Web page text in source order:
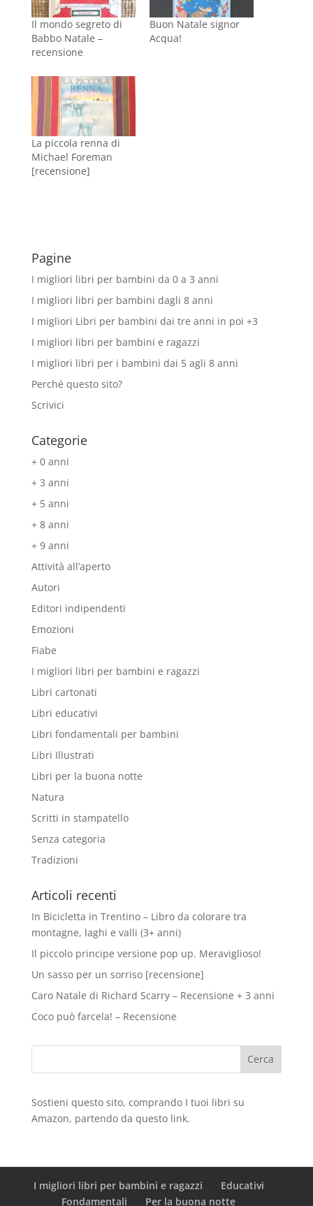
Il mondo segreto di
Babbo Natale –
recensione
Buon Natale signor
Acqua!
La piccola renna di
Michael Foreman
[recensione]
Pagine
I migliori libri per bambini da 0 a 3 anni
I migliori libri per bambini dagli 8 anni
I migliori Libri per bambini dai tre anni in poi +3
I migliori libri per bambini e ragazzi
I migliori libri per i bambini dai 5 agli 8 anni
Perché questo sito?
Scrivici
Categorie
+ 0 anni
+ 3 anni
+ 5 anni
+ 8 anni
+ 9 anni
Attività all’aperto
Autori
Editori indipendenti
Emozioni
Fiabe
I migliori libri per bambini e ragazzi
Libri cartonati
Libri educativi
Libri fondamentali per bambini
Libri Illustrati
Libri per la buona notte
Natura
Scritti in stampatello
Senza categoria
Tradizioni
Articoli recenti
In Bicicletta in Trentino – Libro da colorare tra
montagne, laghi e valli (3+ anni)
Il piccolo principe versione pop up. Meraviglioso!
Un sasso per un sorriso [recensione]
Caro Natale di Richard Scarry – Recensione + 3 anni
Coco può farcela! – Recensione
Sostieni questo sito, comprando I tuoi libri su
Amazon, partendo da questo link.
I migliori libri per bambini e ragazzi
Educativi
Fondamentali
Per la buona notte